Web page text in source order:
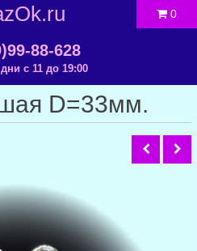
88-628
с 11 до 19:00
0
D=33мм.